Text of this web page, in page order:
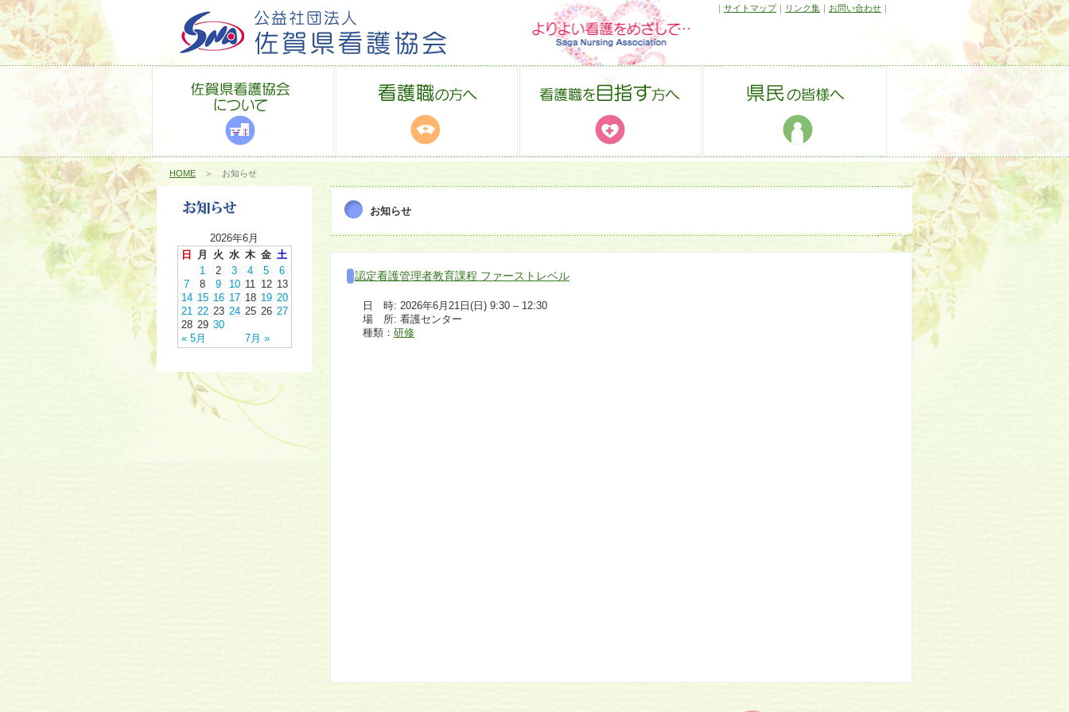
｜ サイトマップ｜ リンク集 ｜ お問い合わせ ｜
HOME ＞ お知らせ
2026年6月
日
月 火 水 木 金 土
« 5月 7月 »
1 2 3 4 5
6
7
8 9 10 11 12 13
14 15 16 17 18 19 20
21 22 23 24 25 26 27
28 29 30
お知らせ
認定看護管理者教育課程 ファーストレベル
日 時: 2026年6月21日(日) 9:30 – 12:30
場 所: 看護センター
種類： 研修